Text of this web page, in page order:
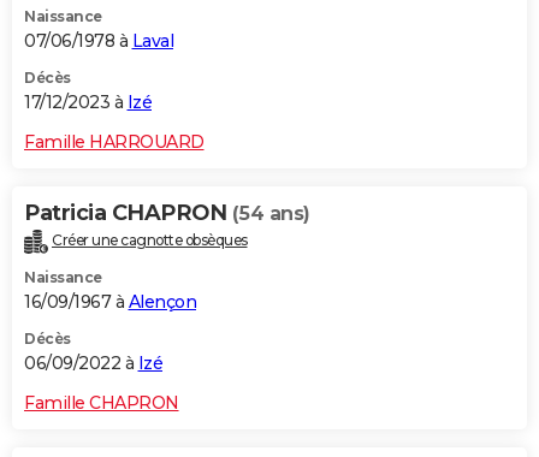
Naissance
07/06/1978 à Laval
Décès
17/12/2023 à Izé
Famille HARROUARD
Patricia CHAPRON (54 ans)
Créer une cagnotte obsèques
Naissance
16/09/1967 à Alençon
Décès
06/09/2022 à Izé
Famille CHAPRON